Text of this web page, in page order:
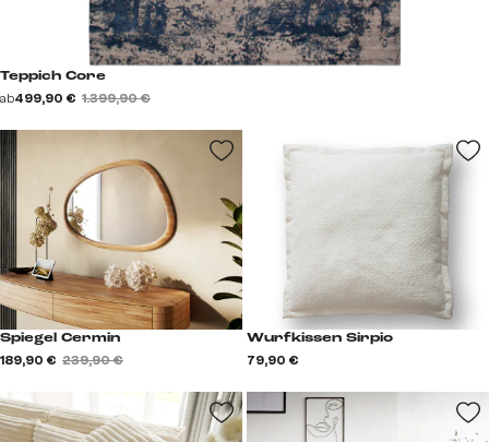
Spiegel Cermin
189,90 € 239,90 €
Wurfkissen Sirpio
79,90 €
Teppich Core
ab499,90 € 1.399,90 €